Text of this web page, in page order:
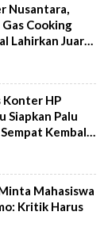
Nusantara,
Cooking
Lahirkan Juara
Konter HP
Siapkan Palu
Kembali
Mahasiswa
Kritik Harus